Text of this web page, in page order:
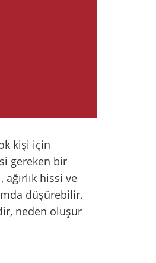
kişi için
gereken bir
hissi ve
düşürebilir.
neden oluşur